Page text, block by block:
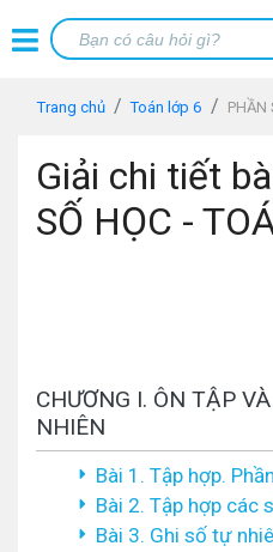
Trang chủ Toán lớp 6 PHẦN
Giải chi tiết
SỐ HỌC -
CHƯƠNG I. ÔN TẬP
NHIÊN
Bài 1. Tập hợp.
Bài 2. Tập hợp các
Bài 3. Ghi số tự